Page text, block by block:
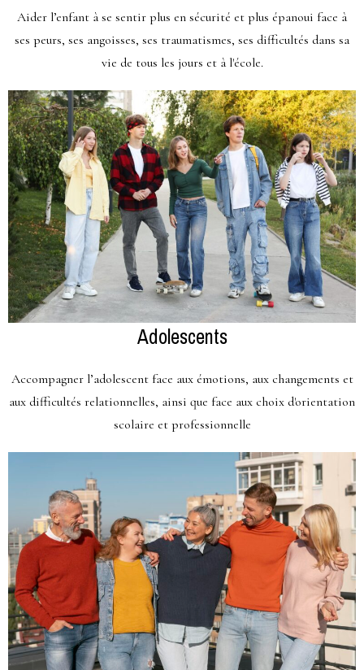
Aider l’enfant à se sentir plus en sécurité et plus épanoui face à
ses peurs, ses angoisses, ses traumatismes, ses difficultés dans sa
vie de tous les jours et à l'école.
Adolescents
Accompagner l’adolescent face aux émotions, aux changements et
aux difficultés relationnelles, ainsi que face aux choix d'orientation
scolaire et professionnelle